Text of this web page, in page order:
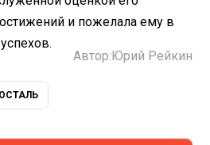
и пожелала ему в
Автор: Юрий Рейкин